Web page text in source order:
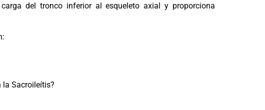
del tronco inferior al esqueleto axial y proporciona
la Sacroileítis?